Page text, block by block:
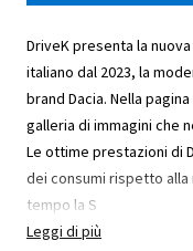
DriveK presenta la
italiano dal 2023, la
brand Dacia. Nella
galleria di immagini che
Le ottime prestazioni di
dei consumi rispetto
tempo la S
Leggi di più